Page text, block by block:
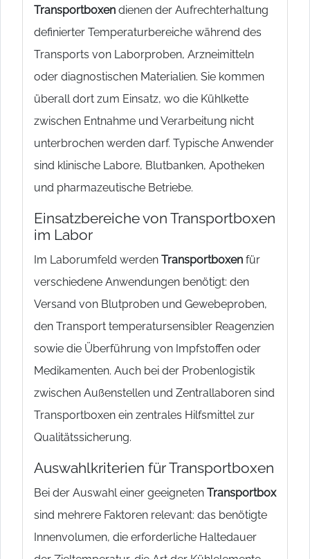
Transportboxen dienen der Aufrechterhaltung
definierter Temperaturbereiche während des
Transports von Laborproben, Arzneimitteln
oder diagnostischen Materialien. Sie kommen
überall dort zum Einsatz, wo die Kühlkette
zwischen Entnahme und Verarbeitung nicht
unterbrochen werden darf. Typische Anwender
sind klinische Labore, Blutbanken, Apotheken
und pharmazeutische Betriebe.
Einsatzbereiche von Transportboxen
im Labor
Im Laborumfeld werden Transportboxen für
verschiedene Anwendungen benötigt: den
Versand von Blutproben und Gewebeproben,
den Transport temperatursensibler Reagenzien
sowie die Überführung von Impfstoffen oder
Medikamenten. Auch bei der Probenlogistik
zwischen Außenstellen und Zentrallaboren sind
Transportboxen ein zentrales Hilfsmittel zur
Qualitätssicherung.
Auswahlkriterien für Transportboxen
Bei der Auswahl einer geeigneten Transportbox
sind mehrere Faktoren relevant: das benötigte
Innenvolumen, die erforderliche Haltedauer